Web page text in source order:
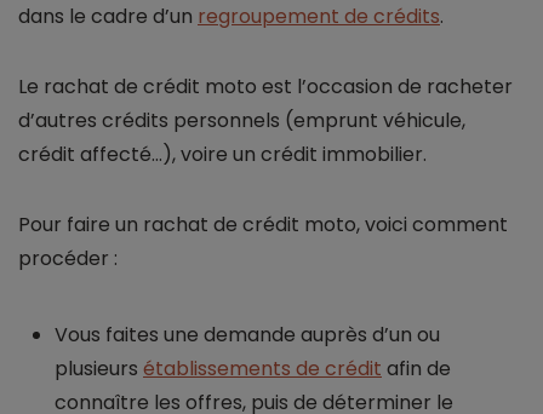
dans le cadre d’un regroupement de crédits.
Le rachat de crédit moto est l’occasion de racheter
d’autres crédits personnels (emprunt véhicule,
crédit affecté…), voire un crédit immobilier.
Pour faire un rachat de crédit moto, voici comment
procéder :
Vous faites une demande auprès d’un ou
plusieurs établissements de crédit afin de
connaître les offres, puis de déterminer le